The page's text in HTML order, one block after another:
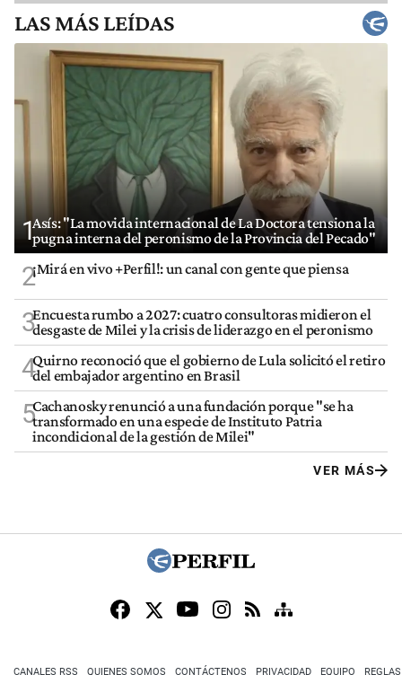
LAS MÁS LEÍDAS
1Asís: "La movida internacional de La Doctora tensiona la
pugna interna del peronismo de la Provincia del Pecado"
2¡Mirá en vivo +Perfil!: un canal con gente que piensa
3Encuesta rumbo a 2027: cuatro consultoras midieron el
desgaste de Milei y la crisis de liderazgo en el peronismo
4Quirno reconoció que el gobierno de Lula solicitó el retiro
del embajador argentino en Brasil
5Cachanosky renunció a una fundación porque "se ha
transformado en una especie de Instituto Patria
incondicional de la gestión de Milei"
VER MÁS
CANALES RSS QUIENES SOMOS CONTÁCTENOS PRIVACIDAD EQUIPO